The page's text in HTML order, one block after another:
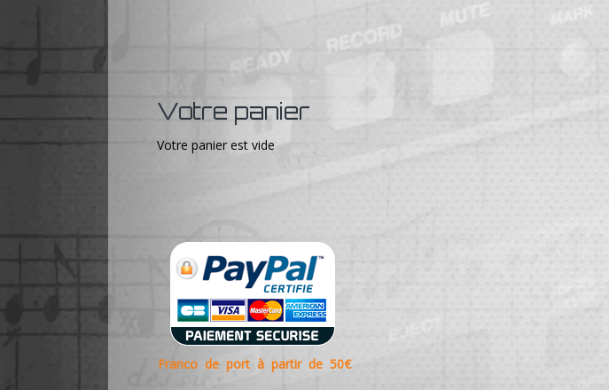
Votre panier
Votre panier est vide
Franco de port à partir de 50€